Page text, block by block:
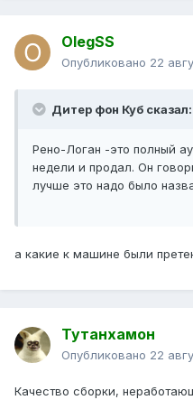
OlegSS
Опубликовано 22
Дитер фон Куб сказал:
Рено-Логан -это полный
недели и продал. Он
лучше это надо было
а какие к машине были
Тутанхамон
Опубликовано 22
Качество сборки,